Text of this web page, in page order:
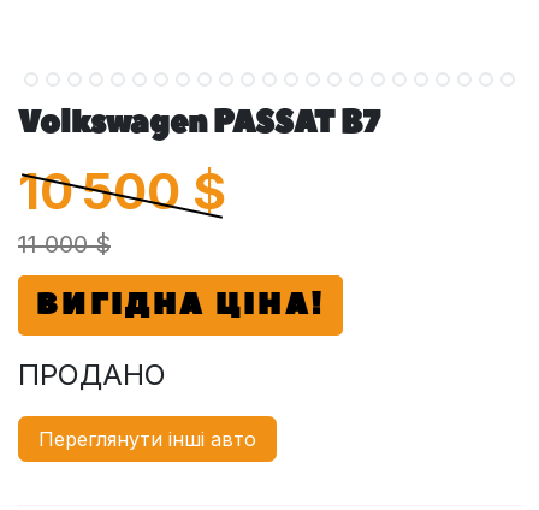
Volkswagen PASSAT B7
10 500$
11 000 $
ВИГІДНА ЦІНА!
ПРОДАНО
Переглянути інші авто